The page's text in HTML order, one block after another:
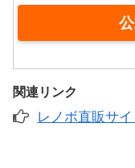
関連リンク
レノボ直販サ